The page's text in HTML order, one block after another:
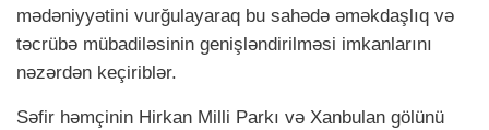
mədəniyyətini vurğulayaraq bu sahədə əməkdaşlıq və
təcrübə mübadiləsinin genişləndirilməsi imkanlarını
nəzərdən keçiriblər.
Səfir həmçinin Hirkan Milli Parkı və Xanbulan gölünü